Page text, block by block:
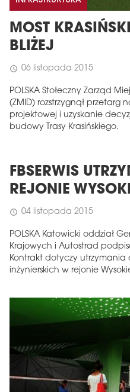
MOST
BLIŻEJ
schedule 06 listopada 2015
POLSKA Stołeczny Zarząd
(ZMID) rozstrzygnął
projektowej i uzyskanie
budowy Trasy Krasińskiego.
FBSERWIS
REJONIE
schedule 04 listopada 2015
POLSKA Katowicki oddział
Krajowych i Autostrad
Kontrakt dotyczy
inżynierskich w rejonie